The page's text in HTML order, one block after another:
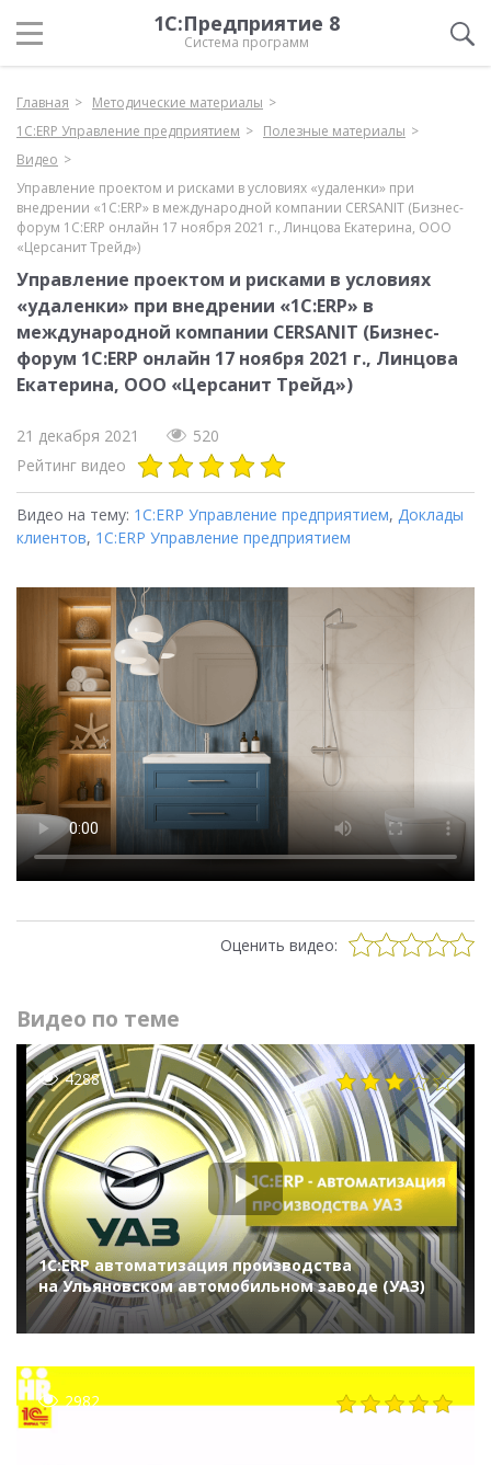
1С:Предприятие 8
Система программ
Главная
Методические материалы
1С:ERP Управление предприятием
Полезные материалы
Видео
Управление проектом и рисками в условиях «удаленки» при
внедрении «1С:ERP» в международной компании CERSANIT (Бизнес-
форум 1С:ERP онлайн 17 ноября 2021 г., Линцова Екатерина, ООО
«Церсанит Трейд»)
Управление проектом и рисками в условиях
«удаленки» при внедрении «1С:ERP» в
международной компании CERSANIT (Бизнес-
форум 1С:ERP онлайн 17 ноября 2021 г., Линцова
Екатерина, ООО «Церсанит Трейд»)
21 декабря 2021
520
Рейтинг видео
Видео на тему: 1С:ERP Управление предприятием, Доклады
клиентов, 1С:ERP Управление предприятием
Оценить видео:
Видео по теме
4288
1С:ERP автоматизация производства
на Ульяновском автомобильном заводе (УАЗ)
2982